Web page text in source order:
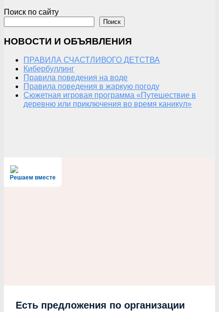
Поиск по сайту
Поиск
НОВОСТИ И ОБЪЯВЛЕНИЯ
ПРАВИЛА СЧАСТЛИВОГО ДЕТСТВА
Кибербуллинг
Правила поведения на воде
Правила поведения в жаркую погоду
Сюжетная игровая программа «Путешествие в
деревню или приключения во время каникул»
Решаем вместе
Есть предложения по организации